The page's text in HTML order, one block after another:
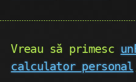
Vreau să primesc
calculator personal